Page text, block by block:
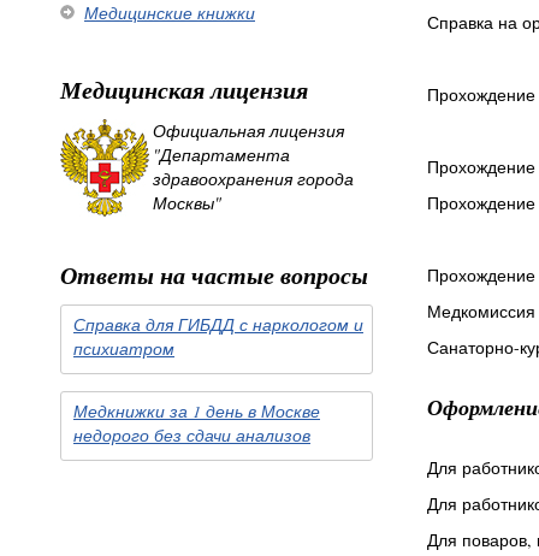
Медицинские книжки
Медицинская лицензия
Официальная лицензия
"Департамента
здравоохранения города
Москвы"
Ответы на частые вопросы
Справка для ГИБДД с наркологом и
психиатром
Медкнижки за 1 день в Москве
недорого без сдачи анализов
Справка на
Прохождение
Прохождение
Санаторно-
Для
Для
Для поваров,